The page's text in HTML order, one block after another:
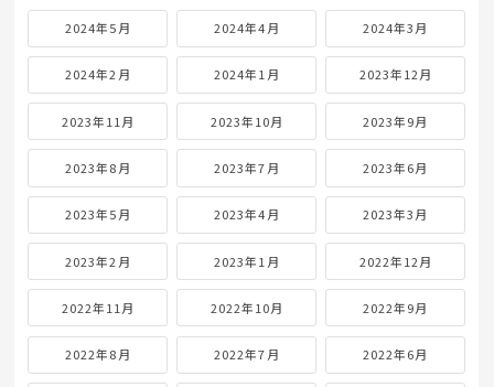
2024年5月 2024年4月 2024年3月
2024年2月 2024年1月 2023年12月
2023年11月 2023年10月 2023年9月
2023年8月 2023年7月 2023年6月
2023年5月 2023年4月 2023年3月
2023年2月 2023年1月 2022年12月
2022年11月 2022年10月 2022年9月
2022年8月 2022年7月 2022年6月